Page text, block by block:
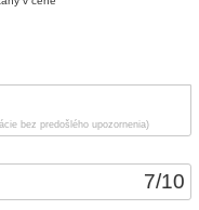
7/10
bez predošlého upozornenia)